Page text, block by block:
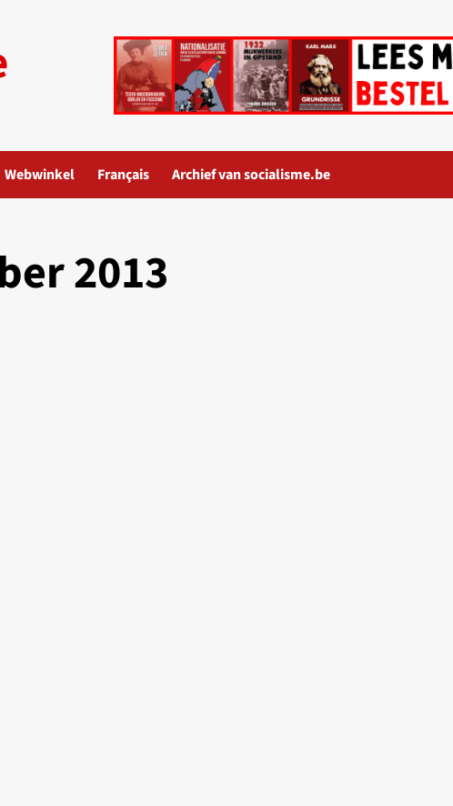
Webwinkel Français Archief van socialisme.be
2013